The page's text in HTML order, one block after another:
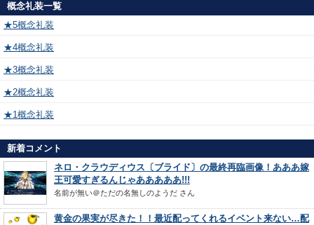
概念礼装一覧
★5概念礼装
★4概念礼装
★3概念礼装
★2概念礼装
★1概念礼装
新着コメント
ネロ・クラウディウス〔ブライド〕の最終再臨画像！あああ嫁
王可愛すぎるんじゃあああああ!!!
名前が無い＠ただの名無しのようだ さん
黄金の果実が尽きた！！最近配ってくれるイベント来ない…配